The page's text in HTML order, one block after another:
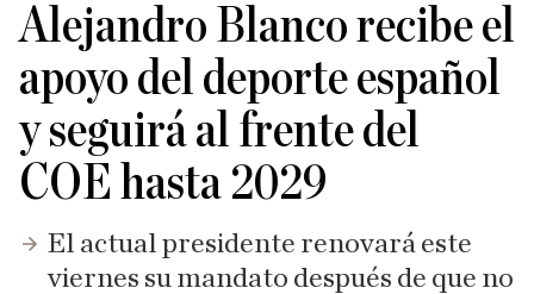
Alejandro Blanco recibe el
apoyo del deporte español
y seguirá al frente del
COE hasta 2029
El actual presidente renovará este
viernes su mandato después de que no